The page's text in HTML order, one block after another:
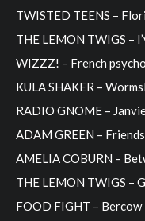
TWISTED TEENS –
THE LEMON TWIGS –
WIZZZ! – French
KULA SHAKER –
RADIO GNOME –
ADAM GREEN –
AMELIA COBURN –
THE LEMON TWIGS –
FOOD FIGHT – Bercow